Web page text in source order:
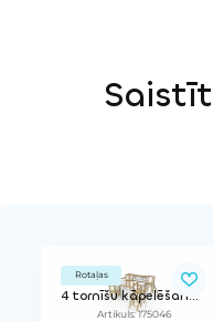
Rotaļas
4 tornīšu kāpelēšanas komplekss
Artikuls: 175046